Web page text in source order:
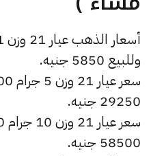
وللبيع 5850 جنيه.
29250 جنيه.
58500 جنيه.